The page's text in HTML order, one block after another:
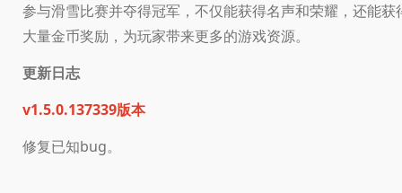
参与滑雪比赛并夺得冠军，不仅能获得名声和荣耀，还能获
大量金币奖励，为玩家带来更多的游戏资源。
更新日志
v1.5.0.137339版本
修复已知bug。